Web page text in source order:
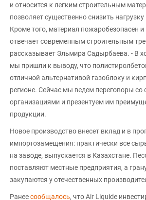
и относится к легким строительным
позволяет существенно снизить
Кроме того, материал пожаробезопасен
отвечает современным строительным
рассказывает Эльмира Садырбаева. - В
мы пришли к выводу, что
отличной альтернативой газоблоку и
регионе. Сейчас мы ведем переговоры со
организациями и презентуем им
продукции.
Новое производство внесет вклад и в
импортозамещения: практически все
на заводе, выпускается в Казахстане.
поставляют местные предприятия, а
закупаются у отечественных
Ранеесообщалось, что Air Liquide